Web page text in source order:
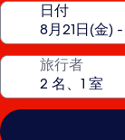
日付
旅行者